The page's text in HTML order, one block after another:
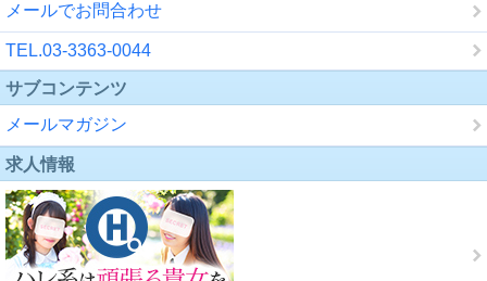
メールでお問合わせ
TEL.03-3363-0044
サブコンテンツ
メールマガジン
求人情報